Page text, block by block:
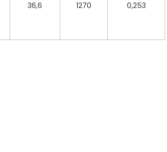
36,6 1270 0,253